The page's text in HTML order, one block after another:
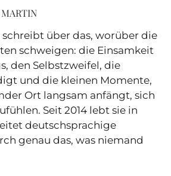
MARTIN
schreibt über das, worüber die
schweigen: die Einsamkeit
den Selbstzweifel, die
und die kleinen Momente,
Ort langsam anfängt, sich
Seit 2014 lebt sie in
deutschsprachige
genau das, was niemand